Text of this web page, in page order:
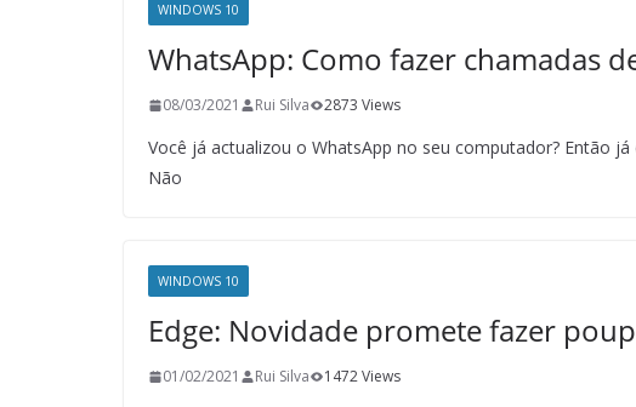
WINDOWS 10
WhatsApp: Como fazer chamadas
08/03/2021 Rui Silva 2873 Views
Você já actualizou o WhatsApp no seu computador? Então
Não
WINDOWS 10
Edge: Novidade promete fazer
01/02/2021 Rui Silva 1472 Views